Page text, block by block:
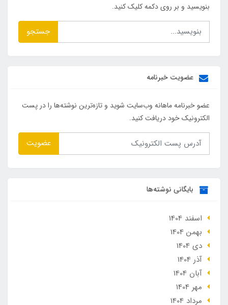
بنویسید و بر روی دکمه کلیک کنید.
جستجو
عضویت خبرنامه
عضو خبرنامه ماهانه وب‌سایت شوید و تازه‌ترین نوشته‌ها را در پست
الکترونیک خود دریافت کنید.
عضویت
بایگانی نوشته‌ها
اسفند 1404
بهمن 1404
دی 1404
آذر 1404
آبان 1404
مهر 1404
مرداد 1404